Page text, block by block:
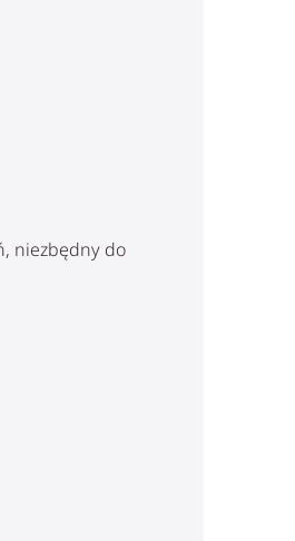
niezbędny do